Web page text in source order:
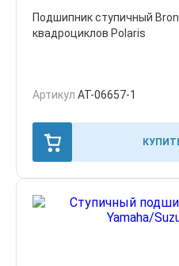
Подшипник ступичный
квадроциклов Polaris
Артикул AT-06657-1